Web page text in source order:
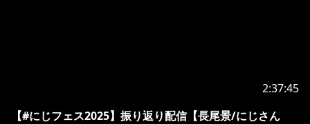
2:37:45
【#にじフェス2025】振り返り配信【長尾景/にじさん